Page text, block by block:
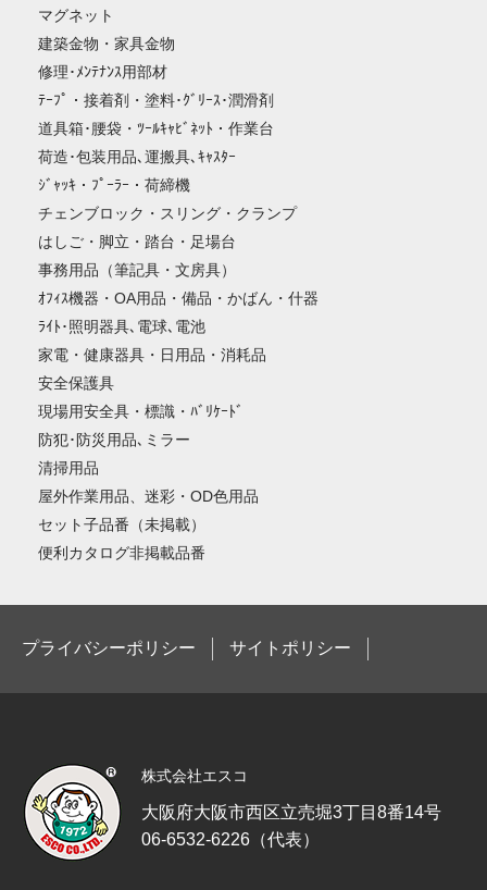
マグネット
建築金物・家具金物
修理･ﾒﾝﾃﾅﾝｽ用部材
ﾃｰﾌﾟ・接着剤・塗料･ｸﾞﾘｰｽ･潤滑剤
道具箱･腰袋・ﾂｰﾙｷｬﾋﾞﾈｯﾄ・作業台
荷造･包装用品､運搬具､ｷｬｽﾀｰ
ｼﾞｬｯｷ・ﾌﾟｰﾗｰ・荷締機
チェンブロック・スリング・クランプ
はしご・脚立・踏台・足場台
事務用品（筆記具・文房具）
ｵﾌｨｽ機器・OA用品・備品・かばん・什器
ﾗｲﾄ･照明器具､電球､電池
家電・健康器具・日用品・消耗品
安全保護具
現場用安全具・標識・ﾊﾞﾘｹｰﾄﾞ
防犯･防災用品､ミラー
清掃用品
屋外作業用品、迷彩・OD色用品
セット子品番（未掲載）
便利カタログ非掲載品番
プライバシーポリシー サイトポリシー
株式会社エスコ
大阪府大阪市西区立売堀3丁目8番14号
06-6532-6226（代表）